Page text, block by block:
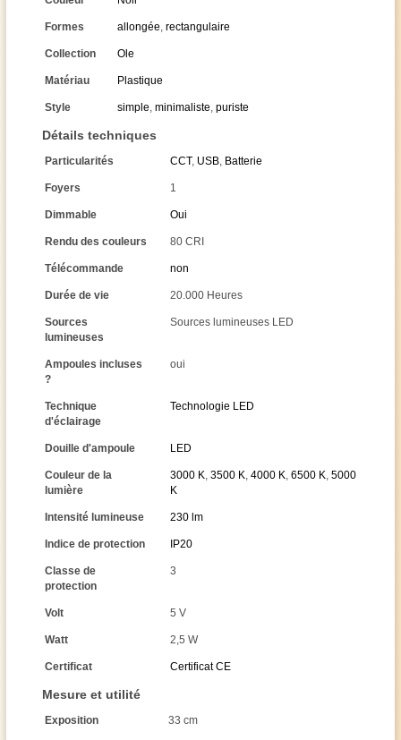
Formes allongée, rectangulaire
Collection Ole
Matériau Plastique
Style simple, minimaliste, puriste
Détails techniques
Particularités CCT, USB, Batterie
Foyers 1
Dimmable Oui
Rendu des couleurs 80 CRI
Télécommande non
Durée de vie 20.000 Heures
Sources
lumineuses
Sources lumineuses LED
Ampoules incluses
?
oui
Technique
d'éclairage
Technologie LED
Douille d'ampoule LED
Couleur de la
lumière
3000 K, 3500 K, 4000 K, 6500 K, 5000
K
Intensité lumineuse 230 lm
Indice de protection IP20
Classe de
protection
3
Volt 5 V
Watt 2,5 W
Certificat Certificat CE
Mesure et utilité
Exposition 33 cm